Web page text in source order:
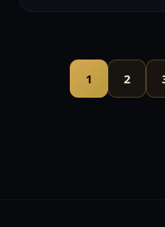
1 2